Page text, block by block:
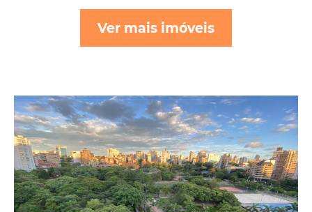
Ver mais imóveis